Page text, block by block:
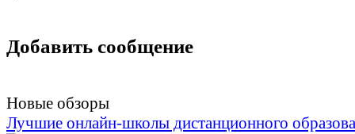
Добавить сообщение
Новые обзоры
Лучшие онлайн-школы дистанционного